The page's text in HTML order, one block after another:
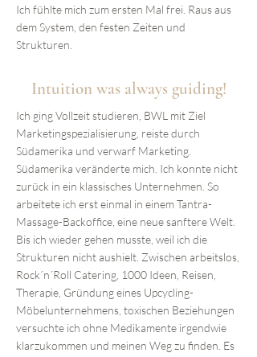
Ich fühlte mich zum ersten Mal frei. Raus aus
dem System, den festen Zeiten und
Strukturen.
Intuition was always guiding!
Ich ging Vollzeit studieren, BWL mit Ziel
Marketingspezialisierung, reiste durch
Südamerika und verwarf Marketing.
Südamerika veränderte mich. Ich konnte nicht
zurück in ein klassisches Unternehmen. So
arbeitete ich erst einmal in einem Tantra-
Massage-Backoffice, eine neue sanftere Welt.
Bis ich wieder gehen musste, weil ich die
Strukturen nicht aushielt. Zwischen arbeitslos,
Rock´n´Roll Catering, 1000 Ideen, Reisen,
Therapie, Gründung eines Upcycling-
Möbelunternehmens, toxischen Beziehungen
versuchte ich ohne Medikamente irgendwie
klarzukommen und meinen Weg zu finden. Es